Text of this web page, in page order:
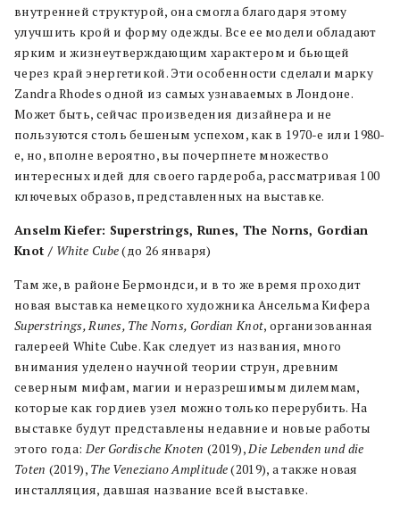
внутренней структурой, она смогла благодаря этому
улучшить крой и форму одежды. Все ее модели обладают
ярким и жизнеутверждающим характером и бьющей
через край энергетикой. Эти особенности сделали марку
Zandra Rhodes одной из самых узнаваемых в Лондоне.
Может быть, сейчас произведения дизайнера и не
пользуются столь бешеным успехом, как в 1970-е или 1980-
е, но, вполне вероятно, вы почерпнете множество
интересных идей для своего гардероба, рассматривая 100
ключевых образов, представленных на выставке.
Anselm Kiefer: Superstrings, Runes, The Norns, Gordian
Knot / White Cube(до 26 января)
Там же, в районе Бермондси, и в то же время проходит
новая выставка немецкого художника Ансельма Кифера
Superstrings,Runes, TheNorns, Gordian Knot, организованная
галереей White Cube. Как следует из названия, много
внимания уделено научной теории струн, древним
северным мифам, магии и неразрешимым дилеммам,
которые как гордиев узел можно только перерубить. На
выставке будут представлены недавние и новые работы
этого года: Der Gordische Knoten (2019),DieLebenden und die
Toten (2019), The VenezianoAmplitude(2019), а также новая
инсталляция, давшая название всей выставке.